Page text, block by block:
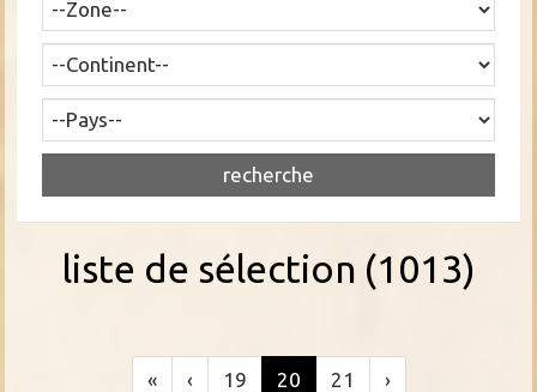
liste de sélection (1013)
« ‹ 19 20 21 ›